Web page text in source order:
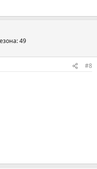
49
#8